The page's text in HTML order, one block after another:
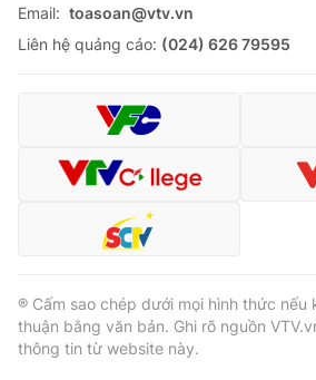
Email: toasoan@vtv.vn
Liên hệ quảng cáo: (024) 626 79595
® Cấm sao chép dưới mọi hình thức nếu
thuận bằng văn bản. Ghi rõ nguồn
thông tin từ website này.